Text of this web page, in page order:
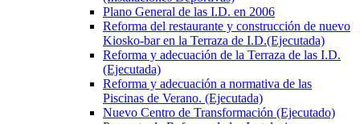
Plano General de las I.D. en 2006
Reforma del restaurante y construcción de nuevo
Kiosko-bar en la Terraza de I.D.(Ejecutada)
Reforma y adecuación de la Terraza de las I.D.
(Ejecutada)
Reforma y adecuación a normativa de las
Piscinas de Verano. (Ejecutada)
Nuevo Centro de Transformación (Ejecutado)